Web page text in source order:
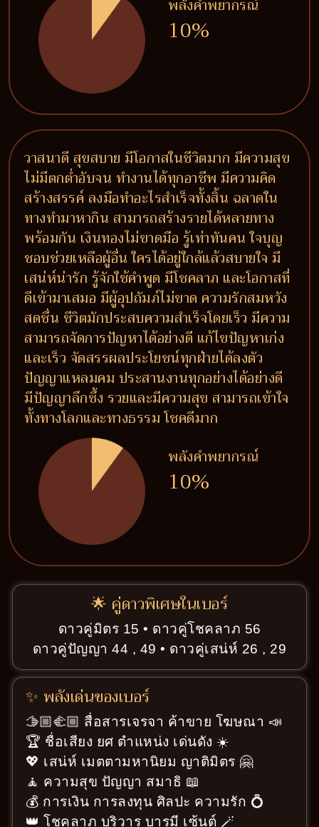
พลังคำพยากรณ์
10%
วาสนาดี สุขสบาย มีโอกาสในชีวิตมาก มีความสุข
ไม่มีตกต่ำอับจน ทำงานได้ทุกอาชีพ มีความคิด
สร้างสรรค์ ลงมือทำอะไรสำเร็จทั้งสิ้น ฉลาดใน
ทางทำมาหากิน สามารถสร้างรายได้หลายทาง
พร้อมกัน เงินทองไม่ขาดมือ รู้เท่าทันคน ใจบุญ
ชอบช่วยเหลือผู้อื่น ใครได้อยู่ใกล้แล้วสบายใจ มี
เสน่ห์น่ารัก รู้จักใช้คำพูด มีโชคลาภ และโอกาสที่
ดีเข้ามาเสมอ มีผู้อุปถัมภ์ไม่ขาด ความรักสมหวัง
สดชื่น ชีวิตมักประสบความสำเร็จโดยเร็ว มีความ
สามารถจัดการปัญหาได้อย่างดี แก้ไขปัญหาเก่ง
และเร็ว จัดสรรผลประโยชน์ทุกฝ่ายได้ลงตัว
ปัญญาแหลมคม ประสานงานทุกอย่างได้อย่างดี
มีปัญญาลึกซึ้ง รวยและมีความสุข สามารถเข้าใจ
ทั้งทางโลกและทางธรรม โชคดีมาก
พลังคำพยากรณ์
10%
🌟 คู่ดาวพิเศษในเบอร์
ดาวคู่มิตร 15 • ดาวคู่โชคลาภ 56
ดาวคู่ปัญญา 44 , 49 • ดาวคู่เสน่ห์ 26 , 29
✨ พลังเด่นของเบอร์
🫱🏼‍🫲🏼 สื่อสารเจรจา ค้าขาย โฆษณา 📣
🏆 ชื่อเสียง ยศ ตำแหน่ง เด่นดัง ☀️
💖 เสน่ห์ เมตตามหานิยม ญาติมิตร 🤗
🧘 ความสุข ปัญญา สมาธิ 📖
💰 การเงิน การลงทุน ศิลปะ ความรัก 💍
👑 โชคลาภ บริวาร บารมี เซ้นต์ 🪄